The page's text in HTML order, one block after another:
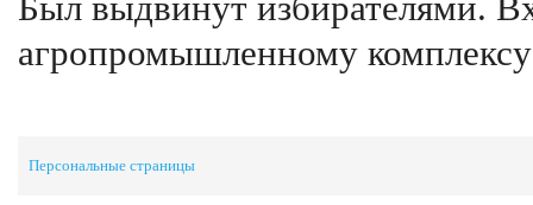
Был выдвинут избирателями.
агропромышленному
Персональные страницы